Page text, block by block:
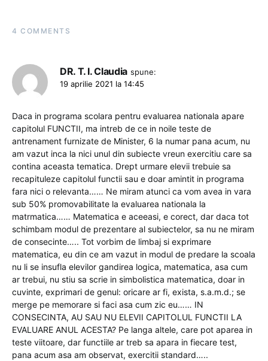
4 COMMENTS
DR. T. I. Claudia spune:
19 aprilie 2021 la 14:45
Daca in programa scolara pentru evaluarea nationala apare
capitolul FUNCTII, ma intreb de ce in noile teste de
antrenament furnizate de Minister, 6 la numar pana acum, nu
am vazut inca la nici unul din subiecte vreun exercitiu care sa
contina aceasta tematica. Drept urmare elevii trebuie sa
recapituleze capitolul functii sau e doar amintit in programa
fara nici o relevanta…… Ne miram atunci ca vom avea in vara
sub 50% promovabilitate la evaluarea nationala la
matrmatica…… Matematica e aceeasi, e corect, dar daca tot
schimbam modul de prezentare al subiectelor, sa nu ne miram
de consecinte….. Tot vorbim de limbaj si exprimare
matematica, eu din ce am vazut in modul de predare la scoala
nu li se insufla elevilor gandirea logica, matematica, asa cum
ar trebui, nu stiu sa scrie in simbolistica matematica, doar in
cuvinte, exprimari de genul: oricare ar fi, exista, s.a.m.d.; se
merge pe memorare si faci asa cum zic eu…… IN
CONSECINTA, AU SAU NU ELEVII CAPITOLUL FUNCTII LA
EVALUARE ANUL ACESTA? Pe langa altele, care pot aparea in
teste viitoare, dar functiile ar treb sa apara in fiecare test,
pana acum asa am observat, exercitii standard…..